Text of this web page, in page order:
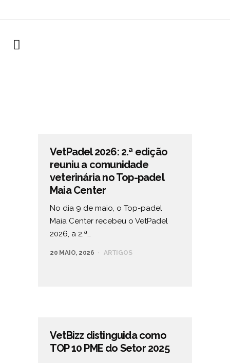
VetPadel 2026: 2.ª edição
reuniu a comunidade
veterinária no Top-padel
Maia Center
No dia 9 de maio, o Top-padel
Maia Center recebeu o VetPadel
2026, a 2.ª…
20 MAIO, 2026 ARTIGOS
VetBizz distinguida como
TOP 10 PME do Setor 2025